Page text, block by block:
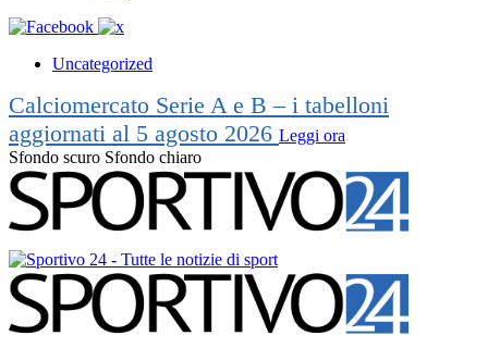
Uncategorized
Calciomercato Serie A e B – i tabelloni
aggiornati al 5 agosto 2026 Leggi ora
Sfondo scuro Sfondo chiaro